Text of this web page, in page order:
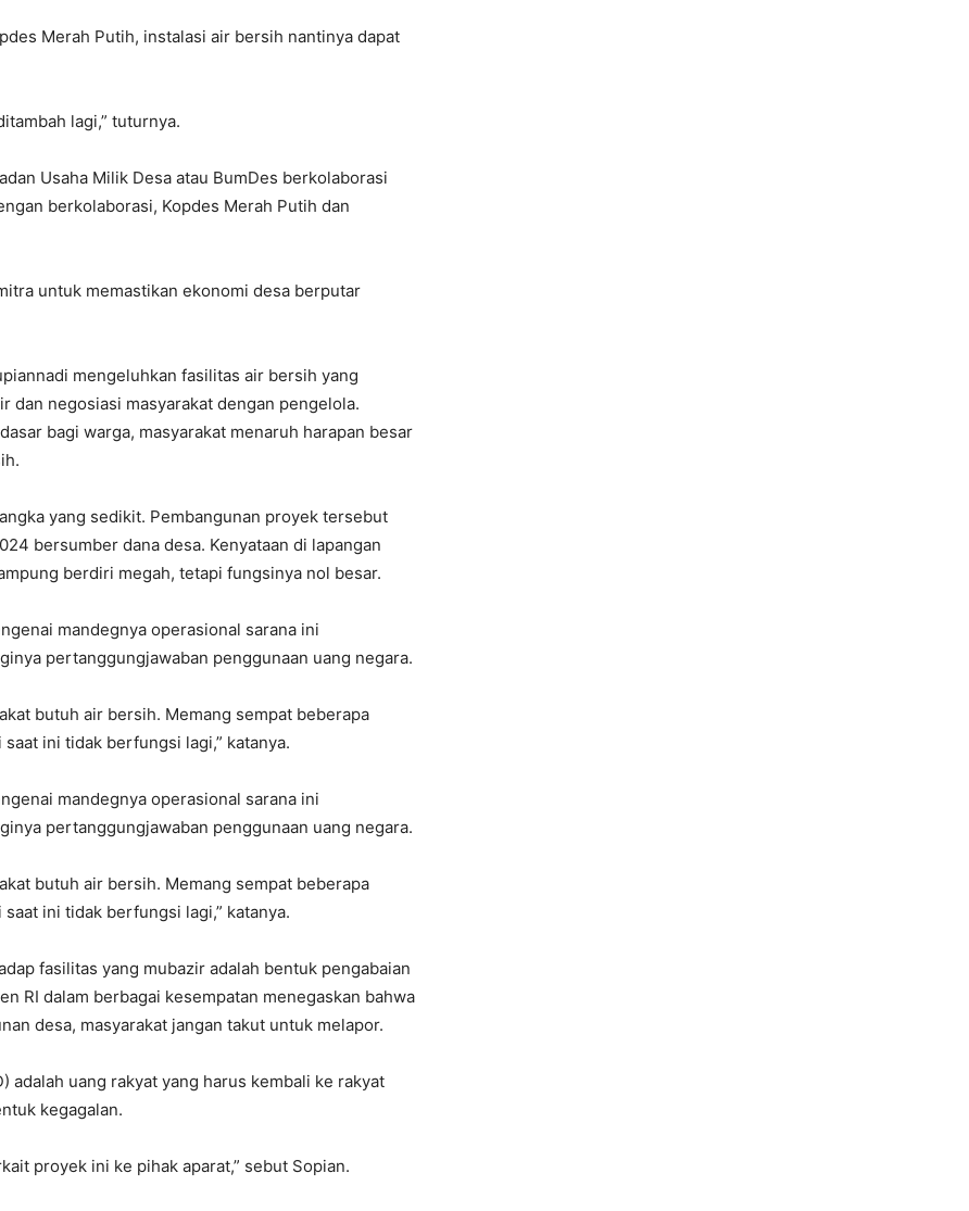
Merah Putih, instalasi air bersih nantinya dapat
lagi,” tuturnya.
Usaha Milik Desa atau BumDes berkolaborasi
berkolaborasi, Kopdes Merah Putih dan
untuk memastikan ekonomi desa berputar
mengeluhkan fasilitas air bersih yang
dan negosiasi masyarakat dengan pengelola.
bagi warga, masyarakat menaruh harapan besar
yang sedikit. Pembangunan proyek tersebut
bersumber dana desa. Kenyataan di lapangan
berdiri megah, tetapi fungsinya nol besar.
mandegnya operasional sarana ini
pertanggungjawaban penggunaan uang negara.
butuh air bersih. Memang sempat beberapa
ini tidak berfungsi lagi,” katanya.
mandegnya operasional sarana ini
pertanggungjawaban penggunaan uang negara.
butuh air bersih. Memang sempat beberapa
ini tidak berfungsi lagi,” katanya.
fasilitas yang mubazir adalah bentuk pengabaian
RI dalam berbagai kesempatan menegaskan bahwa
desa, masyarakat jangan takut untuk melapor.
adalah uang rakyat yang harus kembali ke rakyat
kegagalan.
proyek ini ke pihak aparat,” sebut Sopian.